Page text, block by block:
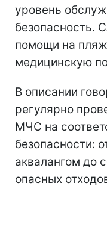
уровень
безопасность.
помощи на
медицинскую
В описании
регулярно
МЧС на
безопасности:
аквалангом до
опасных